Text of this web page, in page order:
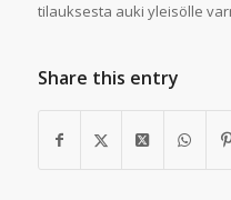
tilauksesta auki yleisölle
Share this entry